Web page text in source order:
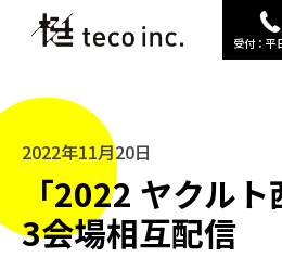
受付：平
2022年11月20日
「2022 ヤクルト
3会場相互配信